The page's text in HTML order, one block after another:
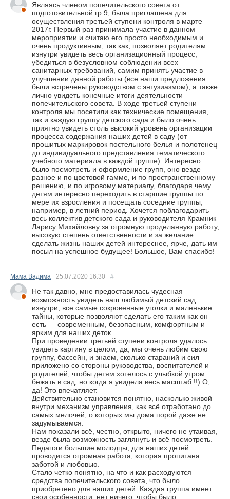
Являясь членом попечительского совета от
подготовительной гр.9, была приглашена для
осуществления третьей ступени контроля в марте
2017г. Первый раз принимала участие в данном
мероприятии и считаю его просто необходимым и
очень продуктивным, так как, позволяет родителям
изнутри увидеть весь организационный процесс,
убедиться в безусловном соблюдении всех
санитарных требований, самим принять участие в
улучшении данной работы (все наши предложения
были встречены руководством с энтузиазмом), а также
лично увидеть конечные итоги деятельности
попечительского совета. В ходе третьей ступени
контроля мы посетили как технические помещения,
так и каждую группу детского сада и было очень
приятно увидеть столь высокий уровень организации
процесса содержания наших детей в саду (от
прошитых маркировок постельного белья и полотенец
до индивидуального представления тематического
учебного материала в каждой группе). Интересно
было посмотреть и оформление групп, оно везде
разное и по цветовой гамме, и по пространственному
решению, и по игровому материалу, благодаря чему
детям интересно переходить в старшие группы по
мере их взросления и посещать соседние группы,
например, в летний период. Хочется поблагодарить
весь коллектив детского сада и руководителя Крамник
Ларису Михайловну за огромную проделанную работу,
высокую степень ответственности и за желание
сделать жизнь наших детей интереснее, ярче, дать им
посыл на успешное будущее! Большое, Вам спасибо!
Мама Вадима 25.07.2020 16:30 #
Не так давно, мне предоставилась чудесная
возможность увидеть наш любимый детский сад
изнутри, все самые сокровенные уголки и маленькие
тайны, которые позволяют сделать его таким как он
есть — современным, безопасным, комфортным и
ярким для наших деток.
При проведении третьей ступени контроля удалось
увидеть картину в целом, да, мы очень любим свою
группу, бассейн, и знаем, сколько стараний и сил
приложено со стороны руководства, воспитателей и
родителей, чтобы детям хотелось с улыбкой утром
бежать в сад, но когда я увидела весь масштаб !!) О,
да! Это впечатляет.
Действительно становится понятно, насколько живой
внутри механизм управления, как всё отработано до
самых мелочей, о которых мы дома порой даже не
задумываемся.
Нам показали всё, честно, открыто, ничего не утаивая,
везде была возможность заглянуть и всё посмотреть.
Педагоги большие молодцы, для наших детей
проводится огромная работа, которая пропитана
заботой и любовью.
Стало четко понятно, на что и как расходуются
средства попечительского совета, что было
приобретено для наших детей. Каждая группа имеет
свои особенности, нет ничего, чтобы было